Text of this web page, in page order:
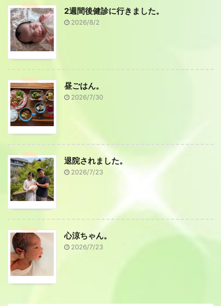
2週間後健診に行きました。
2026/8/2
昼ごはん。
2026/7/30
退院されました。
2026/7/23
心涼ちゃん。
2026/7/23